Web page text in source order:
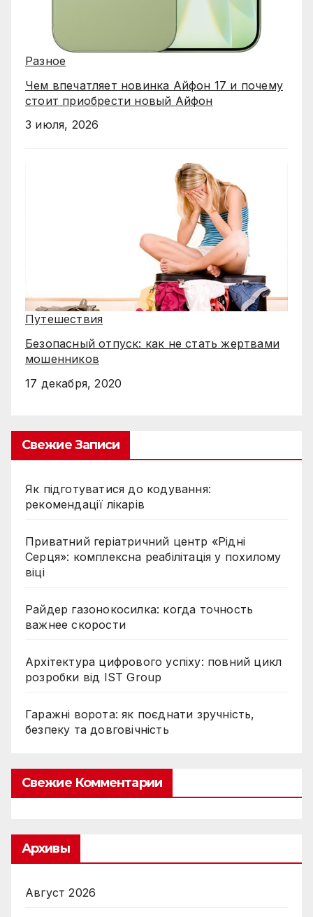
Разное
Чем впечатляет новинка Айфон 17 и почему
стоит приобрести новый Айфон
3 июля, 2026
Путешествия
Безопасный отпуск: как не стать жертвами
мошенников
17 декабря, 2020
Свежие Записи
Як підготуватися до кодування:
рекомендації лікарів
Приватний геріатричний центр «Рідні
Серця»: комплексна реабілітація у похилому
віці
Райдер газонокосилка: когда точность
важнее скорости
Архітектура цифрового успіху: повний цикл
розробки від IST Group
Гаражні ворота: як поєднати зручність,
безпеку та довговічність
Свежие Комментарии
Архивы
Август 2026